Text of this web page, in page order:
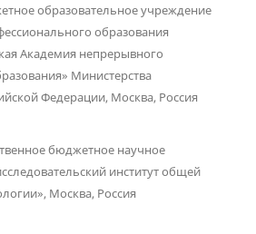
образовательное учреждение
образования
Академия непрерывного
Министерства
Федерации, Москва, Россия
бюджетное научное
институт общей
Москва, Россия